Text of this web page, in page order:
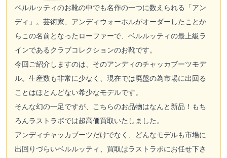
ベルルッティのお靴の中でも名作の一つに数えられる「アン
ディ」。芸術家、アンディウォーホルがオーダーしたことか
らこの名前となったローファーで、ベルルッティの最上級ラ
インであるクラブコレクションのお靴です。
今回ご紹介しますのは、そのアンディのチャッカブーツモデ
ル。生産数も非常に少なく、現在では廃盤の為市場に出回る
ことはほとんどない希少なモデルです。
そんな幻の一足ですが、こちらのお品物はなんと新品！もち
ろんラストラボでは超高価買取いたしました。
アンディチャッカブーツだけでなく、どんなモデルも市場に
出回りづらいベルルッティ、買取はラストラボにお任せ下さ